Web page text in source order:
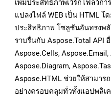
เพิ่มประสิทธิภาพเวิร์กโฟลว์ก
แปลงไฟล์ WEB เป็น HTML โ
ประสิทธิภาพ โซลูชันอันทรงพลั
ราบรื่นกับ Aspose.Total API
Aspose.Cells, Aspose.Email,
Aspose.Diagram,
Aspose.HTML ช่วยให้สามา
อย่างครอบคลุมทั่วทั้งแอปพลิ